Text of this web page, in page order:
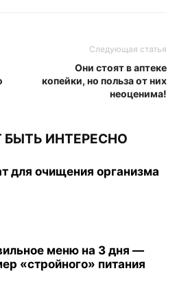
Следующая статья
Они стоят в аптеке
копейки, но польза от них
неоценима!
ИНТЕРЕСНО
для очищения организма
меню на 3 дня —
«стройного» питания